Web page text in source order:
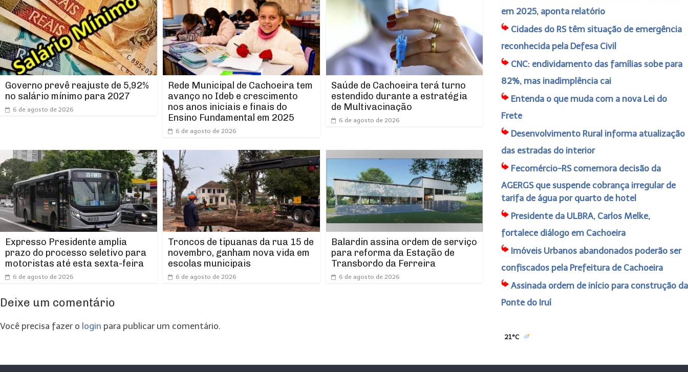
Governo prevê reajuste de 5,92%
no salário mínimo para 2027
6 de agosto de 2026
Rede Municipal de Cachoeira tem
avanço no Ideb e crescimento
nos anos iniciais e finais do
Ensino Fundamental em 2025
6 de agosto de 2026
Saúde de Cachoeira terá turno
estendido durante a estratégia
de Multivacinação
6 de agosto de 2026
Expresso Presidente amplia
prazo do processo seletivo para
motoristas até esta sexta-feira
6 de agosto de 2026
Troncos de tipuanas da rua 15 de
novembro, ganham nova vida em
escolas municipais
6 de agosto de 2026
Balardin assina ordem de serviço
para reforma da Estação de
Transbordo da Ferreira
6 de agosto de 2026
Deixe um comentário
Você precisa fazer o login para publicar um comentário.
em 2025, aponta relatório
Cidades do RS têm situação de emergência
reconhecida pela Defesa Civil
CNC: endividamento das famílias sobe para
82%, mas inadimplência cai
Entenda o que muda com a nova Lei do
Frete
Desenvolvimento Rural informa atualização
das estradas do interior
Fecomércio-RS comemora decisão da
AGERGS que suspende cobrança irregular de
tarifa de água por quarto de hotel
Presidente da ULBRA, Carlos Melke,
fortalece diálogo em Cachoeira
Imóveis Urbanos abandonados poderão ser
confiscados pela Prefeitura de Cachoeira
Assinada ordem de início para construção da
Ponte do Iruí
21°C